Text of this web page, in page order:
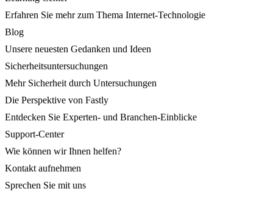
Erfahren Sie mehr zum Thema Internet-Technologie
Blog
Unsere neuesten Gedanken und Ideen
Sicherheitsuntersuchungen
Mehr Sicherheit durch Untersuchungen
Die Perspektive von Fastly
Entdecken Sie Experten- und Branchen-Einblicke
Support-Center
Wie können wir Ihnen helfen?
Kontakt aufnehmen
Sprechen Sie mit uns